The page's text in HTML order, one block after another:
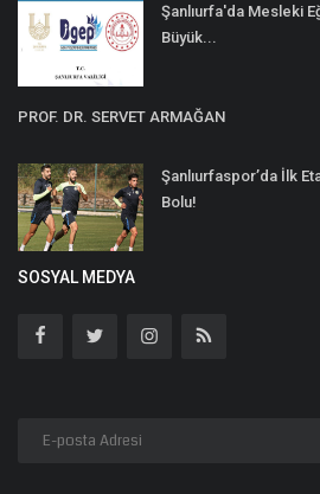
Şanlıurfa'da Mesleki
Büyük...
PROF. DR. SERVET ARMAĞAN
Şanlıurfaspor’da İlk
Bolu!
SOSYAL MEDYA